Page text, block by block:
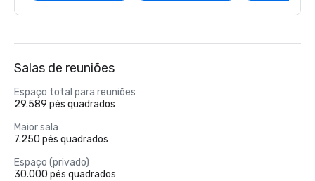
Salas de reuniões
Espaço total para reuniões
29.589 pés quadrados
Maior sala
7.250 pés quadrados
Espaço (privado)
30.000 pés quadrados